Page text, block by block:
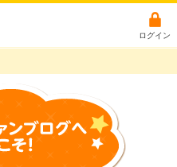
ログイン